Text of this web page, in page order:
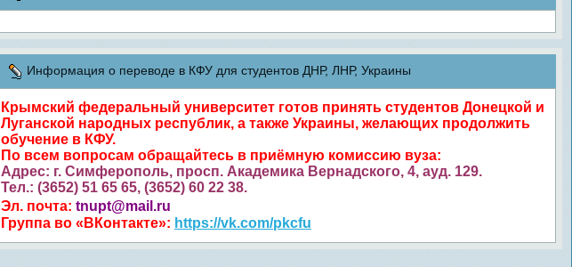
Информация о переводе в КФУ для студентов ДНР, ЛНР, Украины
Крымский федеральный университет готов принять студентов Донецкой и
Луганской народных республик, а также Украины, желающих продолжить
обучение в КФУ.
По всем вопросам обращайтесь в приёмную комиссию вуза:
Адрес: г. Симферополь, просп. Академика Вернадского, 4, ауд. 129.
Тел.: (3652) 51 65 65, (3652) 60 22 38.
Эл. почта: tnupt@mail.ru
Группа во «ВКонтакте»: https://vk.com/pkcfu